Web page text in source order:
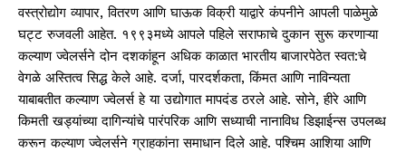
वस्त्रोद्योग व्यापार, वितरण आणि घाऊक विक्री याद्वारे कंपनीने आपली पाळेमुळे
घट्ट रुजवली आहेत. १९९३मध्ये आपले पहिले सराफाचे दुकान सुरू करणाऱ्या
कल्याण ज्वेलर्सने दोन दशकांहून अधिक काळात भारतीय बाजारपेठेत स्वत:चे
वेगळे अस्तित्व सिद्ध केले आहे. दर्जा, पारदर्शकता, किंमत आणि नाविन्यता
याबाबतीत कल्याण ज्वेलर्स हे या उद्योगात मापदंड ठरले आहे. सोने, हीरे आणि
किमती खड्यांच्या दागिन्यांचे पारंपरिक आणि सध्याची नानाविध डिझाईन्स उपलब्ध
करून कल्याण ज्वेलर्सने ग्राहकांना समाधान दिले आहे. पश्चिम आशिया आणि